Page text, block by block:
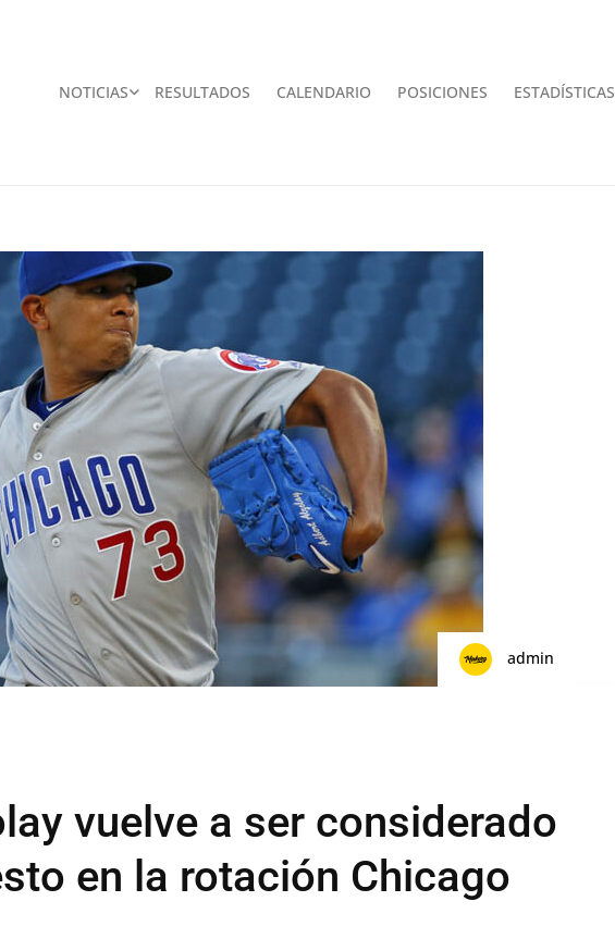
NOTICIAS RESULTADOS CALENDARIO POSICIONES ESTADÍSTICAS
admin
vuelve a ser considerado
en la rotación Chicago